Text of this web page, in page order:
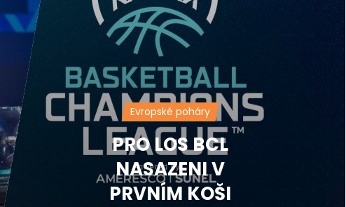
Evropské poháry
PRO LOS BCL
NASAZENI V
PRVNÍM KOŠI